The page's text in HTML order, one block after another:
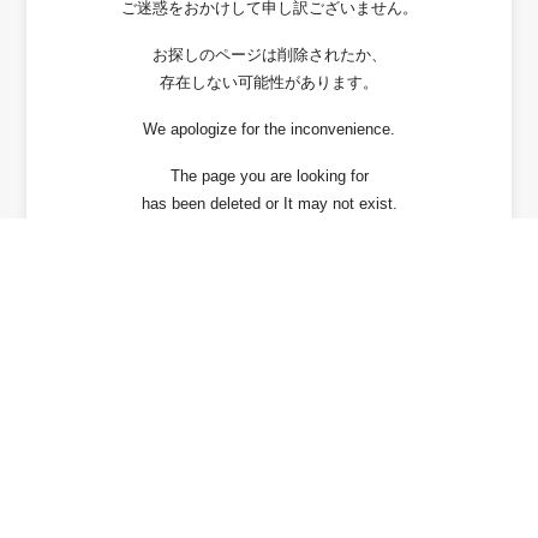
ご迷惑をおかけして申し訳ございません。
お探しのページは削除されたか、
存在しない可能性があります。
We apologize for the inconvenience.
The page you are looking for
has been deleted or It may not exist.